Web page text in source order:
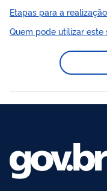
como cópia de
administrativos,
Proteçãode Dados
Etapas para a
Quem pode utilizar este